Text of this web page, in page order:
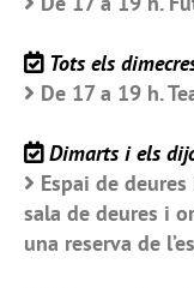
Tots els
De 17 a 19 h.
Dimarts i els
Espai de
sala de deures i
una reserva de